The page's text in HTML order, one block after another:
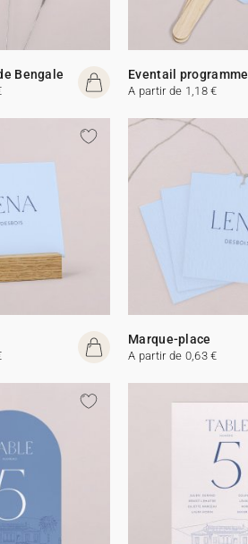
Bengale Eventail programme
A partir de 1,18 €
Marque-place
A partir de 0,63 €